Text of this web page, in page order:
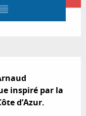
inspiré par la
d’Azur.